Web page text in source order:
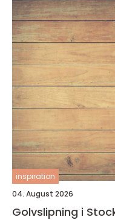
inspiration
04. August 2026
Golvslipning i